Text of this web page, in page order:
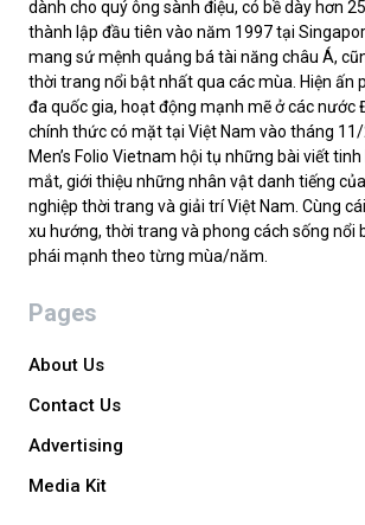
dành cho quý ông sành điệu, có bề dày hơn
thành lập đầu tiên vào năm 1997 tại
mang sứ mệnh quảng bá tài năng châu Á,
thời trang nổi bật nhất qua các mùa. Hiện ấn
đa quốc gia, hoạt động mạnh mẽ ở các nước
chính thức có mặt tại Việt Nam vào tháng
Men’s Folio Vietnam hội tụ những bài viết
mắt, giới thiệu những nhân vật danh tiếng
nghiệp thời trang và giải trí Việt Nam. Cùng
xu hướng, thời trang và phong cách sống nổi
phái mạnh theo từng mùa/năm.
Pages
About Us
Contact Us
Advertising
Media Kit